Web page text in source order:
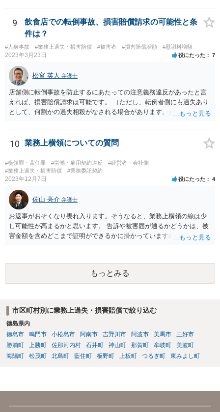
の関連性が薄くても労働時間性が認められる場合もあります。研修に
労働時間性が認められる場合、少なくとも最低賃金分で計算した額を
請求することなどが考えられます。 これらのことは一般論であり、
本件にどうあてはまるのかは具体的な事情を詳しく聞かないと判断で
きないことですので、一度弁護士に相談されてもよいかと思います。
9
飲食店での転倒事故、損害賠償請求の可能性と条
件は？
#人身事故 #業務上過失・損害賠償 #被害者 #損害賠償増額 #慰謝料増額
2023年3月23日 役にたった 7
松宮 英人 弁護士
店舗側に転倒事故を防止するにあたっての注意義務違反があったと言
えれば、損害賠償請求は可能です。 （ただし、転倒者側にも過失あり
として、何割かの過失相殺がなされる場合があります。） 注意義務違
床材等の性質、清掃により濡れるなどしてどの程度滑りやすくなって
いたか（清掃の仕方）、当日の天候、店内の混雑具合や客の動線、店
ど、様々な要素を見ていく必要があります。 一度弁護士にご相談され
ることをオススメします。 なお、治療費も損害賠償に含まれますが、
慰謝料など、具体的な損害賠償算定の仕方についても、ご相談なさる
とよいと思います。 お大事になさってください。
10 業務上横領についての質問
#横領罪・背任罪 #労働・雇用契約違反
#経営者・会社側
#業務上過失・損害賠償
#業務委託契約
2023年12月7日 役にたった 4
佐山 亮介 弁護士
お返事がおそくなり畏れ入ります。そうなると、業務上横領の線は少
し可能性が高まるかと思います。 告訴や被害届が通るかどうかは、被
害金額を含めどこまで証明ができるかに掛かっていますので、一度直
もっとみる
市区町村別に業務上過失・損害賠償で絞り込む
徳島県内
徳島市
鳴門市 小松島市 阿南市 吉野川市 阿波市 美馬市
三好市
勝浦町
上勝町 佐那河内村 石井町 神山町 那賀町 牟岐町
美波町
海陽町
松茂町 北島町 藍住町 板野町 上板町 つるぎ町 東みよし町